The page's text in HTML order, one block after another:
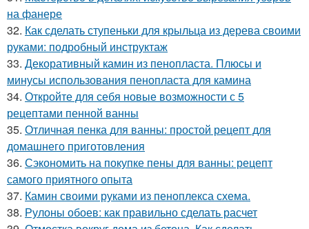
на фанере
32. Как сделать ступеньки для крыльца из дерева своими
руками: подробный инструктаж
33. Декоративный камин из пенопласта. Плюсы и
минусы использования пенопласта для камина
34. Откройте для себя новые возможности с 5
рецептами пенной ванны
35. Отличная пенка для ванны: простой рецепт для
домашнего приготовления
36. Сэкономить на покупке пены для ванны: рецепт
самого приятного опыта
37. Камин своими руками из пеноплекса схема.
38. Рулоны обоев: как правильно сделать расчет